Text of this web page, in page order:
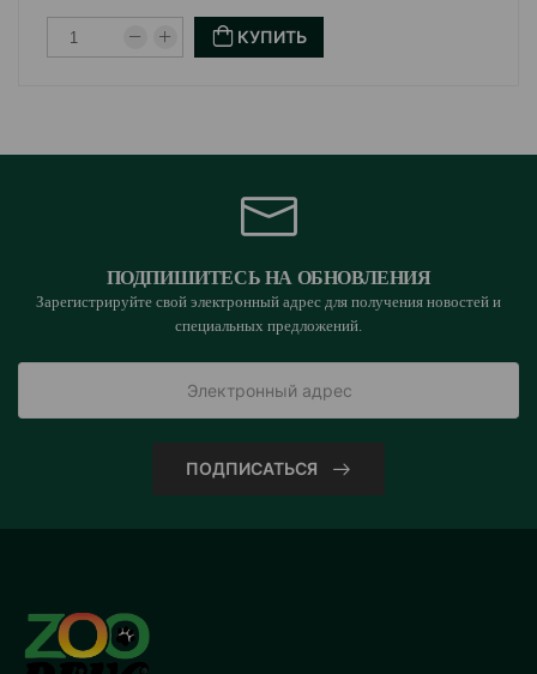
КУПИТЬ
ПОДПИШИТЕСЬ НА ОБНОВЛЕНИЯ
Зарегистрируйте свой электронный адрес для получения новостей и
специальных предложений.
ПОДПИСАТЬСЯ